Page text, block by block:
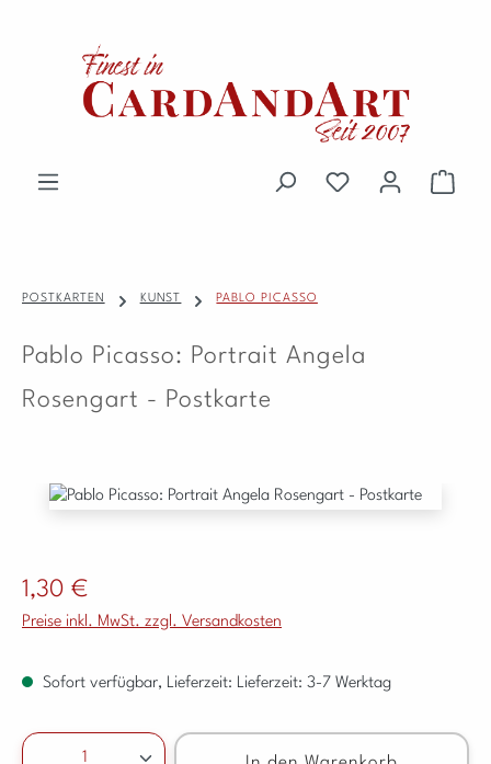
Du hast 0 Produkte
POSTKARTEN KUNST PABLO PICASSO
Pablo Picasso: Portrait Angela
Rosengart - Postkarte
Bildergalerie überspringen
Regulärer Preis:
1,30 €
Preise inkl. MwSt. zzgl. Versandkosten
Sofort verfügbar, Lieferzeit: Lieferzeit: 3-7 Werktag
Produkt Anzahl: Gib den gewünschten Wert ein